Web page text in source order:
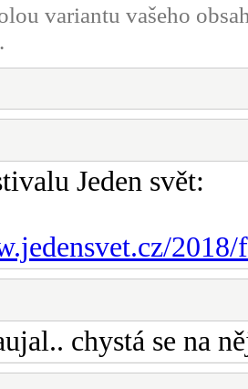
variantu vašeho
Jeden svět:
chystá se na